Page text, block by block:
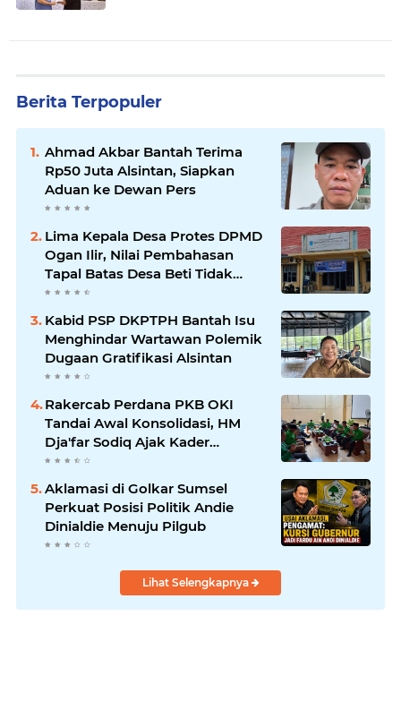
Berita Terpopuler
Ahmad Akbar Bantah Terima
Rp50 Juta Alsintan, Siapkan
Aduan ke Dewan Pers
Lima Kepala Desa Protes DPMD
Ogan Ilir, Nilai Pembahasan
Tapal Batas Desa Beti Tidak
Transparan
Kabid PSP DKPTPH Bantah Isu
Menghindar Wartawan Polemik
Dugaan Gratifikasi Alsintan
Rakercab Perdana PKB OKI
Tandai Awal Konsolidasi, HM
Dja'far Sodiq Ajak Kader
Tinggalkan Dinamika Internal
Aklamasi di Golkar Sumsel
Perkuat Posisi Politik Andie
Dinialdie Menuju Pilgub
Lihat Selengkapnya